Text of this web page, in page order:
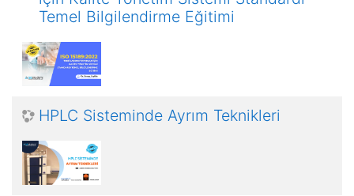
Temel Bilgilendirme Eğitimi
HPLC Sisteminde Ayrım Teknikleri